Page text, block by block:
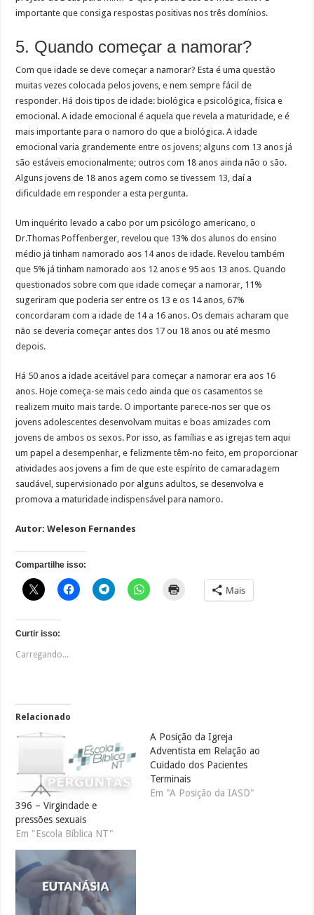
importante que consiga respostas positivas nos três domínios.
5. Quando começar a namorar?
Com que idade se deve começar a namorar? Esta é uma questão
muitas vezes colocada pelos jovens, e nem sempre fácil de
responder. Há dois tipos de idade: biológica e psicológica, física e
emocional. A idade emocional é aquela que revela a maturidade, e é
mais importante para o namoro do que a biológica. A idade
emocional varia grandemente entre os jovens; alguns com 13 anos já
são estáveis emocionalmente; outros com 18 anos ainda não o são.
Alguns jovens de 18 anos agem como se tivessem 13, daí a
dificuldade em responder a esta pergunta.
Um inquérito levado a cabo por um psicólogo americano, o
Dr.Thomas Poffenberger, revelou que 13% dos alunos do ensino
médio já tinham namorado aos 14 anos de idade. Revelou também
que 5% já tinham namorado aos 12 anos e 95 aos 13 anos. Quando
questionados sobre com que idade começar a namorar, 11%
sugeriram que poderia ser entre os 13 e os 14 anos, 67%
concordaram com a idade de 14 a 16 anos. Os demais acharam que
não se deveria começar antes dos 17 ou 18 anos ou até mesmo
depois.
Há 50 anos a idade aceitável para começar a namorar era aos 16
anos. Hoje começa-se mais cedo ainda que os casamentos se
realizem muito mais tarde. O importante parece-nos ser que os
jovens adolescentes desenvolvam muitas e boas amizades com
jovens de ambos os sexos. Por isso, as famílias e as igrejas tem aqui
um papel a desempenhar, e felizmente têm-no feito, em proporcionar
atividades aos jovens a fim de que este espírito de camaradagem
saudável, supervisionado por alguns adultos, se desenvolva e
promova a maturidade indispensável para namoro.
Autor: Weleson Fernandes
Compartilhe isso:
Mais
Curtir isso:
Carregando...
Relacionado
396 – Virgindade e
pressões sexuais
Em "Escola Bíblica NT"
A Posição da Igreja
Adventista em Relação ao
Cuidado dos Pacientes
Terminais
Em "A Posição da IASD"